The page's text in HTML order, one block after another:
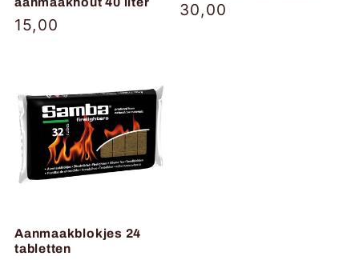
Normale
15,00
Normale
30,00
Aanmaakblokjes 24
tabletten